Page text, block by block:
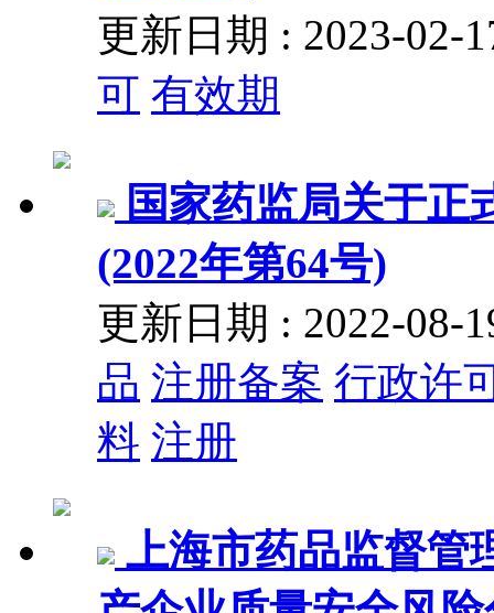
更新日期 : 2023-02-
可 有效期
国家药监局关于正
(2022年第64号)
更新日期 : 2022-08-
品 注册备案 行政许
料 注册
上海市药品监督管